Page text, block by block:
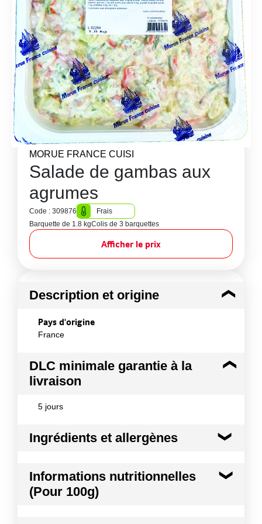
MORUE FRANCE CUISI
Salade de gambas aux
agrumes
Code : 309876
Frais
Barquette de 1.8 kgColis de 3 barquettes
Afficher le prix
Description et origine
Pays d'origine
France
DLC minimale garantie à la
livraison
5 jours
Ingrédients et allergènes
Julienne de légumes (Céleri - rave, Carottes,
Courgettes), Sauce bulgare ( eau, huile de colza,
yaourt 22,6%, vinaigre, sucre, amidons modifiés,
Informations nutritionnelles
(Pour 100g)